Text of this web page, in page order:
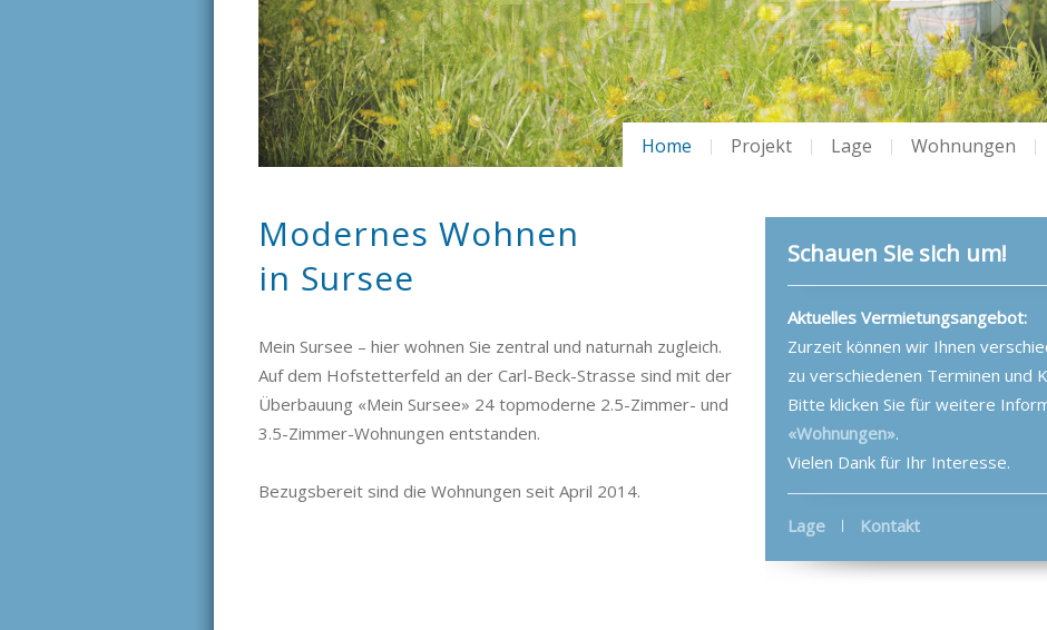
Wohnungen
Lage
Projekt
Home
Modernes Wohnen
in Sursee
Mein Sursee – hier wohnen Sie zentral und naturnah zugleich.
Auf dem Hofstetterfeld an der Carl-Beck-Strasse sind mit der
Überbauung «Mein Sursee» 24 topmoderne 2.5-Zimmer- und
3.5-Zimmer-Wohnungen entstanden.
Bezugsbereit sind die Wohnungen seit April 2014.
Schauen Sie sich um!
Aktuelles Vermietungsangebot:
Zurzeit können wir Ihnen
zu verschiedenen Terminen und
Bitte klicken Sie für weitere
«Wohnungen».
Vielen Dank für Ihr Interesse.
Lage Kontakt